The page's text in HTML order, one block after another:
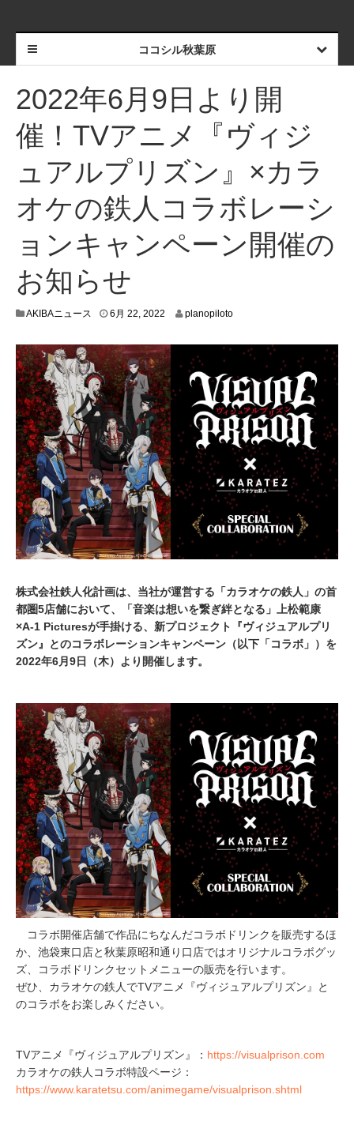
ココシル秋葉原
2022年6月9日より開
催！TVアニメ『ヴィジ
ュアルプリズン』×カラ
オケの鉄人コラボレーシ
ョンキャンペーン開催の
お知らせ
AKIBAニュース 6月 22, 2022
6
2
0
2
2
planopiloto
株式会社鉄人化計画は、当社が運営する「カラオケの鉄人」の首
都圏5店舗において、「音楽は想いを繋ぎ絆となる」上松範康
×A-1 Picturesが手掛ける、新プロジェクト『ヴィジュアルプリ
ズン』とのコラボレーションキャンペーン（以下「コラボ」）を
2022年6月9日（木）より開催します。
コラボ開催店舗で作品にちなんだコラボドリンクを販売するほ
か、池袋東口店と秋葉原昭和通り口店ではオリジナルコラボグッ
ズ、コラボドリンクセットメニューの販売を行います。
ぜひ、カラオケの鉄人でTVアニメ『ヴィジュアルプリズン』と
のコラボをお楽しみください。
TVアニメ『ヴィジュアルプリズン』： https://visualprison.com
カラオケの鉄人コラボ特設ページ：
https://www.karatetsu.com/animegame/visualprison.shtml